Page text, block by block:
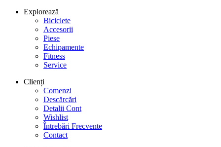
Explorează
Biciclete
Accesorii
Piese
Echipamente
Fitness
Service
Clienți
Comenzi
Descărcări
Detalii Cont
Wishlist
Întrebări Frecvente
Contact